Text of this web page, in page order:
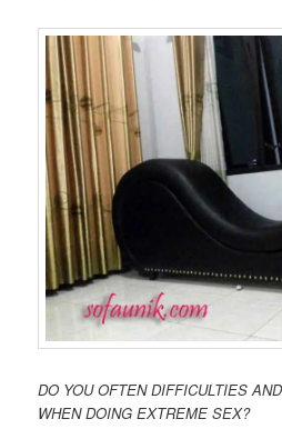
DO YOU OFTEN DIFFICULTIES AND
WHEN DOING EXTREME SEX?